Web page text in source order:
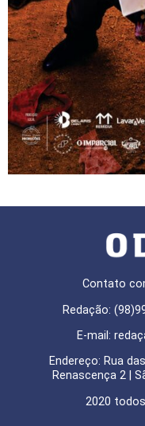
Contato
Redação:
E-mail:
Endereço: Rua
Renascença 2 |
2020